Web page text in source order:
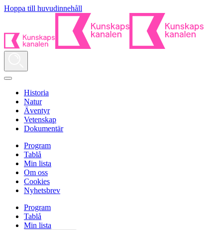
Hoppa till huvudinnehåll
Historia
Natur
Äventyr
Vetenskap
Dokumentär
Program
Tablå
Min lista
Om oss
Cookies
Nyhetsbrev
Program
Tablå
Min lista